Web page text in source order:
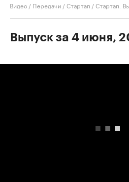
Видео / Передачи /Стартап /Стартап.
Выпуск за 4 июня,